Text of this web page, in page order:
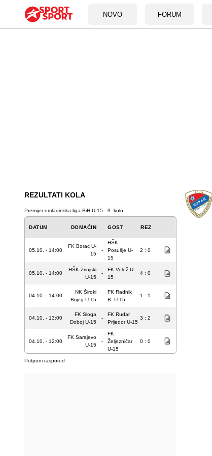
NOVO FORUM
REZULTATI KOLA
Premijer omladinska liga BiH U-15 - 9. kolo
DATUM DOMAĆIN GOST REZ
05.10. - 14:00
FK Borac U-
15
-
HŠK
Posušje U-
15
2 : 0
05.10. - 14:00
HŠK Zrinjski
U-15
-
FK Velež U-
15
4 : 0
04.10. - 14:00
NK Široki
Brijeg U-15
-
FK Radnik
B. U-15
1 : 1
04.10. - 13:00
FK Sloga
Doboj U-15
-
FK Rudar
Prijedor U-15
3 : 2
04.10. - 12:00
FK Sarajevo
U-15
-
FK
Željezničar
U-15
0 : 0
Potpuni raspored